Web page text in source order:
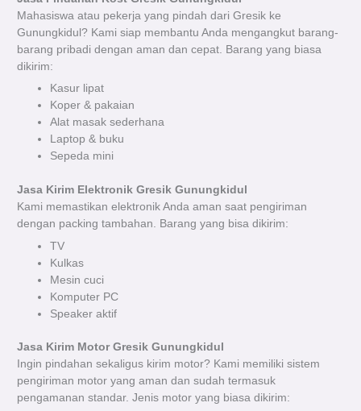
Mahasiswa atau pekerja yang pindah dari Gresik ke
Gunungkidul? Kami siap membantu Anda mengangkut barang-
barang pribadi dengan aman dan cepat. Barang yang biasa
dikirim:
Kasur lipat
Koper & pakaian
Alat masak sederhana
Laptop & buku
Sepeda mini
Jasa Kirim Elektronik Gresik Gunungkidul
Kami memastikan elektronik Anda aman saat pengiriman
dengan packing tambahan. Barang yang bisa dikirim:
TV
Kulkas
Mesin cuci
Komputer PC
Speaker aktif
Jasa Kirim Motor Gresik Gunungkidul
Ingin pindahan sekaligus kirim motor? Kami memiliki sistem
pengiriman motor yang aman dan sudah termasuk
pengamanan standar. Jenis motor yang biasa dikirim: